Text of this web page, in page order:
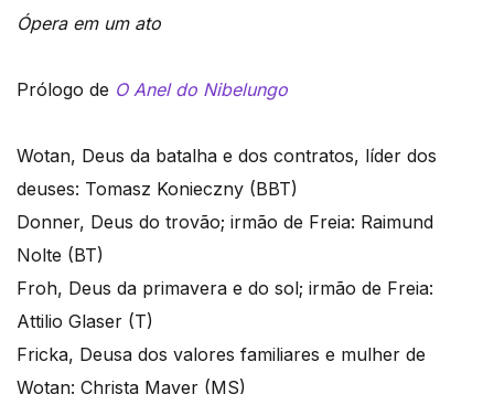
Ópera em um ato
Prólogo de O Anel do Nibelungo
Wotan, Deus da batalha e dos contratos, líder dos
deuses: Tomasz Konieczny (BBT)
Donner, Deus do trovão; irmão de Freia: Raimund
Nolte (BT)
Froh, Deus da primavera e do sol; irmão de Freia:
Attilio Glaser (T)
Fricka, Deusa dos valores familiares e mulher de
Wotan: Christa Mayer (MS)